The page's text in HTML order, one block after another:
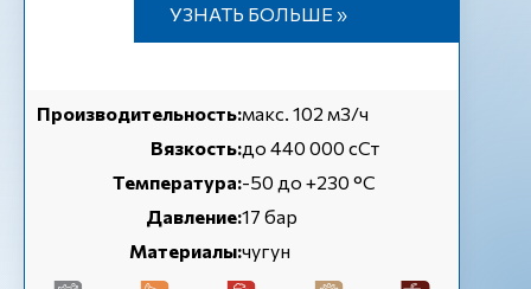
УЗНАТЬ БОЛЬШЕ »
Производительность:макс. 102 м3/ч
Вязкость:до 440 000 сСт
Температура:-50 до +230 °C
Давление:17 бар
Материалы:чугун